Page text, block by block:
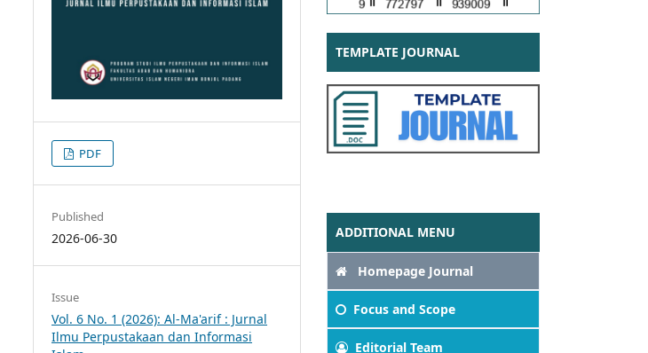
PDF
Published
2026-06-30
Issue
Vol. 6 No. 1 (2026): Al-Ma'arif : Jurnal
Ilmu Perpustakaan dan Informasi
TEMPLATE JOURNAL
ADDITIONAL MENU
Homepage Journal
Focus and Scope
Editorial Team